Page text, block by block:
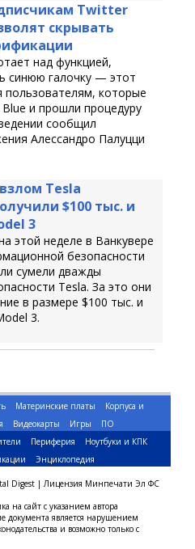
Twitter
скрывать
над функцией,
синюю галочку — этот
пользователям, которые
и прошли процедуру
сообщил
Алессандро Палуцци
Tesla
$100 тыс. и
3
этой неделе в Ванкувере
безопасности
сумели дважды
Tesla. За это они
в размере $100 тыс. и
3.
Материнские платы
Корпуса и
Видеокарты Игры
ПО
Периферия
Ноутбуки и КПК
Энциклопедия
Digest | Лицензия Минпечати Эл ФС
на сайт с указанием автора
документа является нарушением
и возможно только с